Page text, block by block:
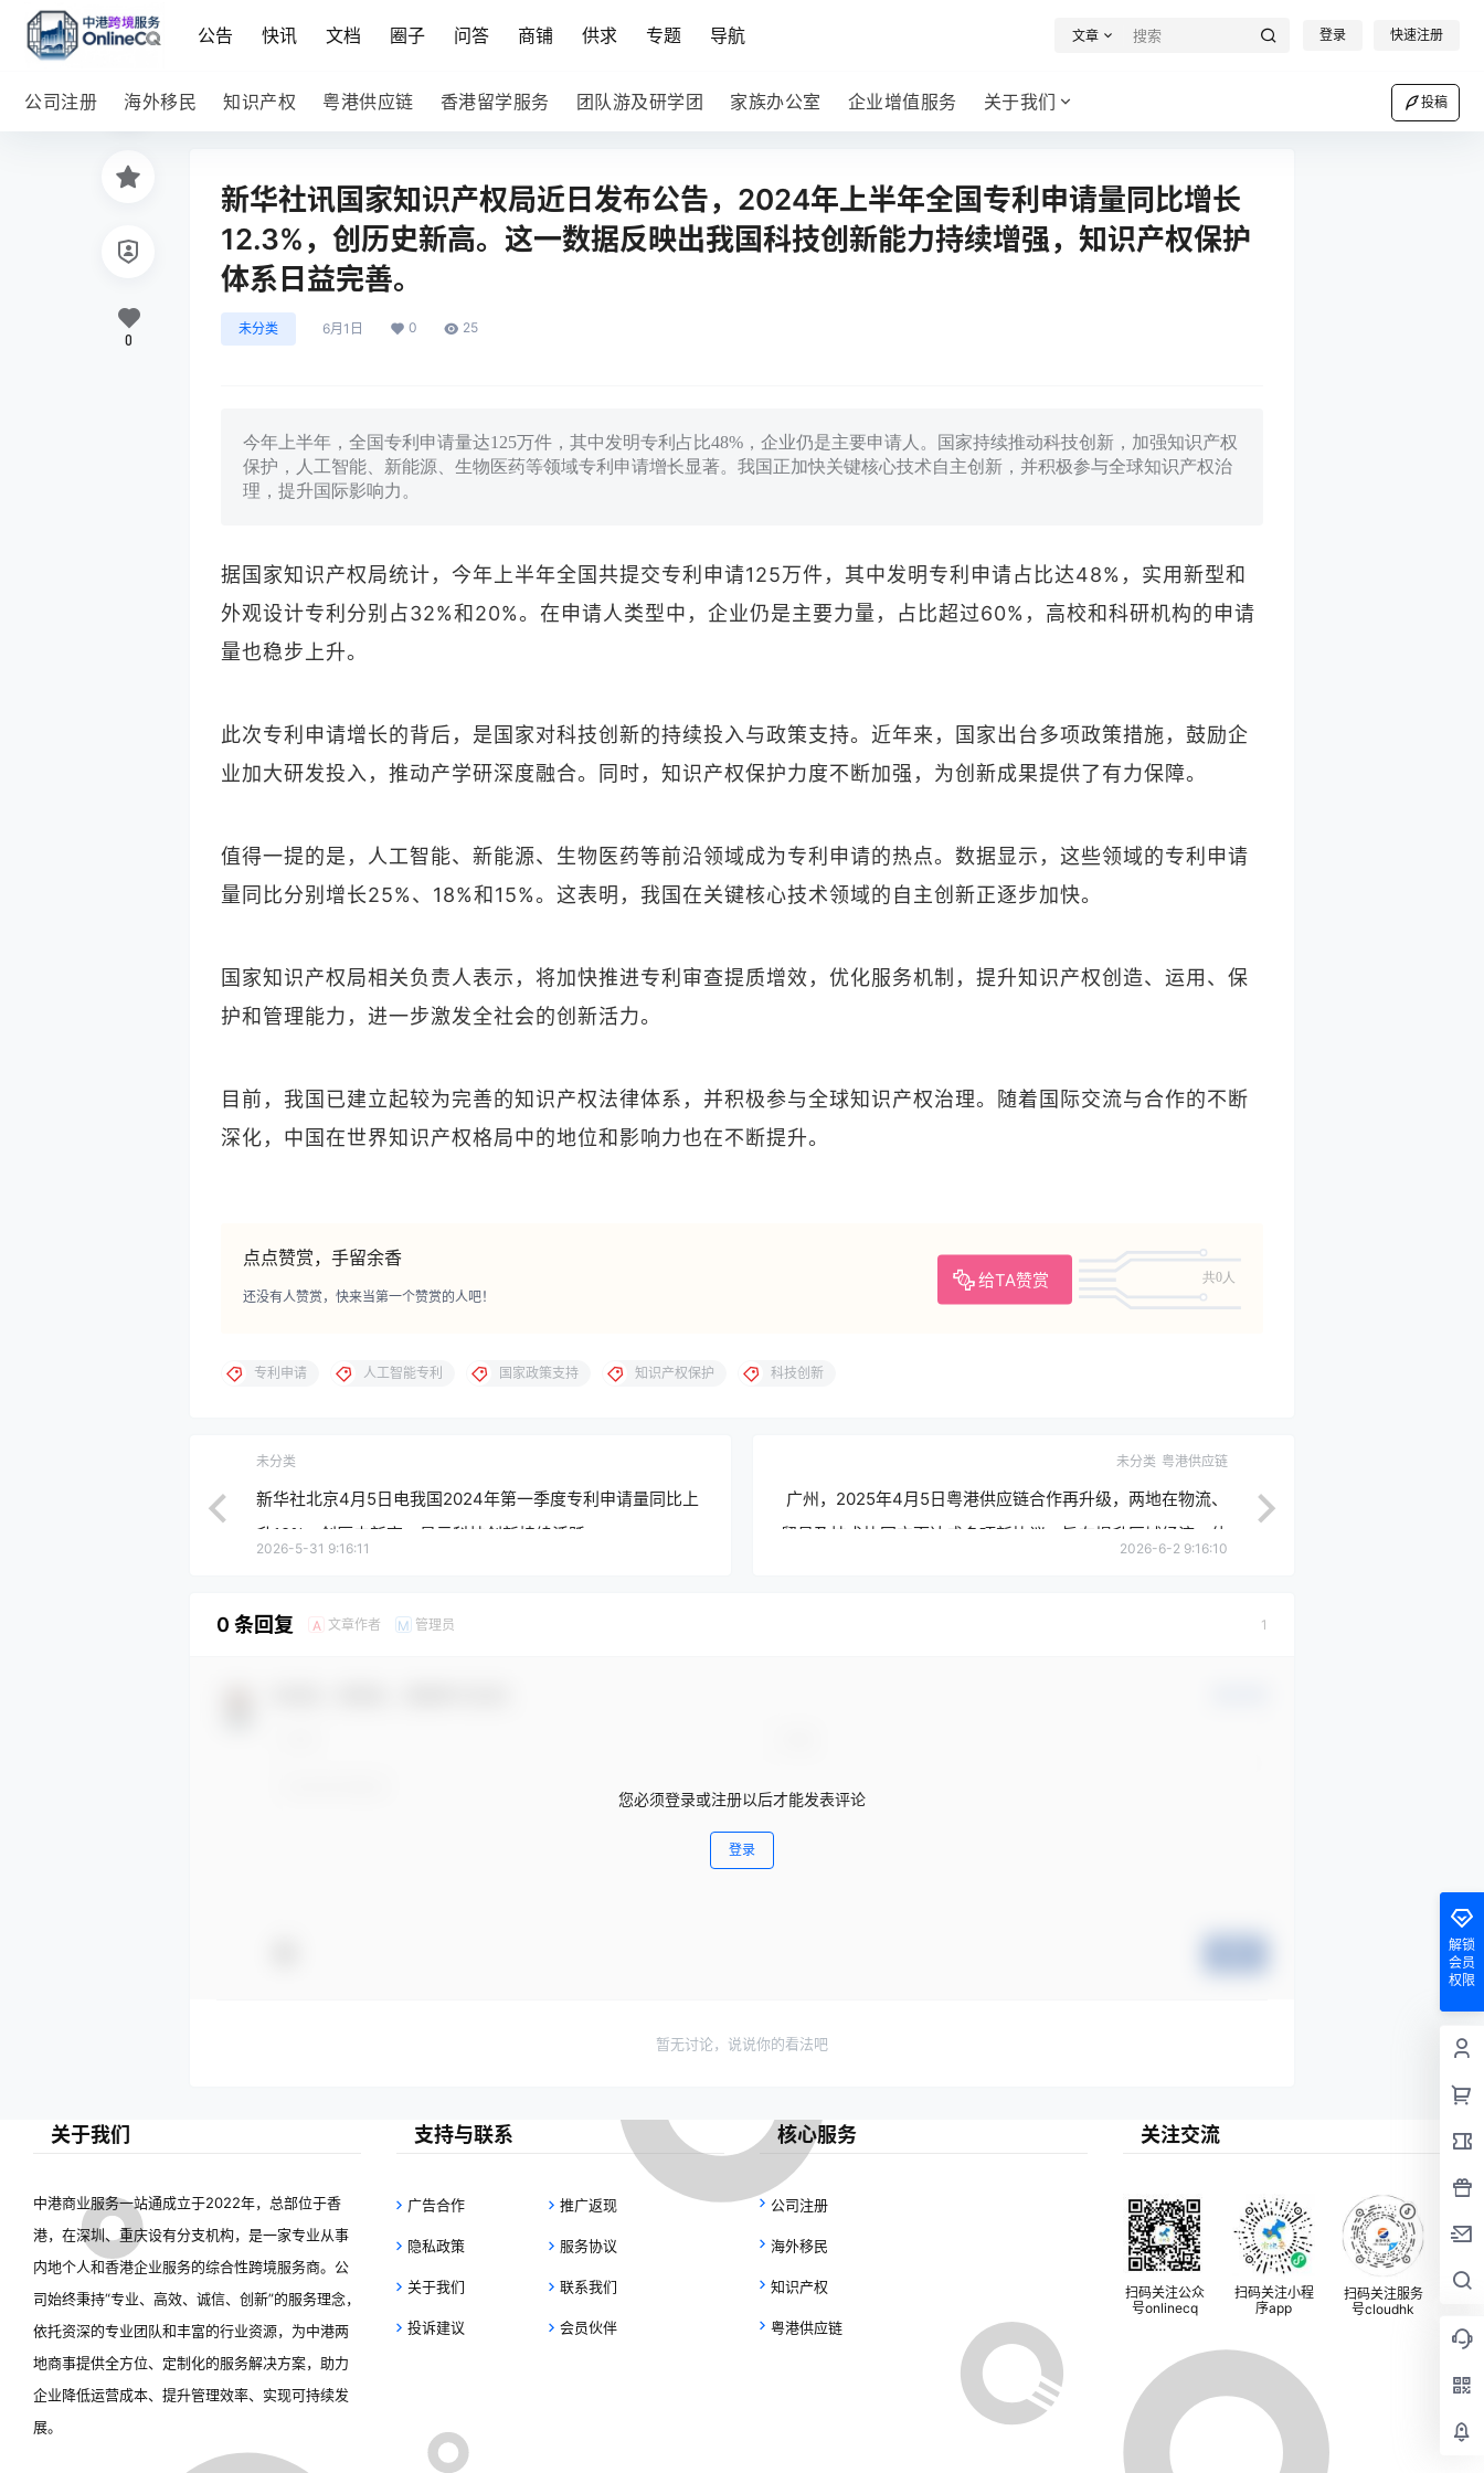
公告 快讯 文档 圈子 问答 商铺 供求 专题 导航 文章 登录 快速注册
公司注册 海外移民 知识产权 粤港供应链 香港留学服务 团队游及研学团 家族办公室 企业增值服务 关于我们 投稿
新华社讯国家知识产权局近日发布公告，2024年上半年全国专利申请量同比增长
12.3%，创历史新高。这一数据反映出我国科技创新能力持续增强，知识产权保护
体系日益完善。
未分类 6月1日 0 25
今年上半年，全国专利申请量达125万件，其中发明专利占比48%，企业仍是主要申请人。国家持续推动科技创新，加强知识产权
保护，人工智能、新能源、生物医药等领域专利申请增长显著。我国正加快关键核心技术自主创新，并积极参与全球知识产权治
理，提升国际影响力。
据国家知识产权局统计，今年上半年全国共提交专利申请125万件，其中发明专利申请占比达48%，实用新型和
外观设计专利分别占32%和20%。在申请人类型中，企业仍是主要力量，占比超过60%，高校和科研机构的申请
量也稳步上升。
此次专利申请增长的背后，是国家对科技创新的持续投入与政策支持。近年来，国家出台多项政策措施，鼓励企
业加大研发投入，推动产学研深度融合。同时，知识产权保护力度不断加强，为创新成果提供了有力保障。
值得一提的是，人工智能、新能源、生物医药等前沿领域成为专利申请的热点。数据显示，这些领域的专利申请
量同比分别增长25%、18%和15%。这表明，我国在关键核心技术领域的自主创新正逐步加快。
国家知识产权局相关负责人表示，将加快推进专利审查提质增效，优化服务机制，提升知识产权创造、运用、保
护和管理能力，进一步激发全社会的创新活力。
目前，我国已建立起较为完善的知识产权法律体系，并积极参与全球知识产权治理。随着国际交流与合作的不断
深化，中国在世界知识产权格局中的地位和影响力也在不断提升。
点点赞赏，手留余香
给TA赞赏 共0人
还没有人赞赏，快来当第一个赞赏的人吧！
0
专利申请 人工智能专利 国家政策支持 知识产权保护 科技创新
未分类
新华社北京4月5日电我国2024年第一季度专利申请量同比上
升12%，创历史新高，显示科技创新持续活跃。
2026-5-31 9:16:11
未分类 粤港供应链
广州，2025年4月5日粤港供应链合作再升级，两地在物流、
贸易及技术协同方面达成多项新协议，旨在提升区域经济一体
2026-6-2 9:16:10
0 条回复 A 文章作者 M 管理员 1
您必须登录或注册以后才能发表评论
登录
暂无讨论，说说你的看法吧
解锁
会员
权限
关于我们
中港商业服务一站通成立于2022年，总部位于香
港，在深圳、重庆设有分支机构，是一家专业从事
内地个人和香港企业服务的综合性跨境服务商。公
司始终秉持“专业、高效、诚信、创新”的服务理念，
依托资深的专业团队和丰富的行业资源，为中港两
地商事提供全方位、定制化的服务解决方案，助力
企业降低运营成本、提升管理效率、实现可持续发
展。
支持与联系
广告合作 推广返现
隐私政策 服务协议
关于我们 联系我们
投诉建议 会员伙伴
核心服务
公司注册
海外移民
知识产权
粤港供应链
关注交流
扫码关注公众
号onlinecq
扫码关注小程
序app
扫码关注服务
号cloudhk